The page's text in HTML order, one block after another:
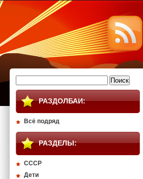
РАЗДОЛБАИ:
Всё подряд
РАЗДЕЛЫ:
СССР
Дети